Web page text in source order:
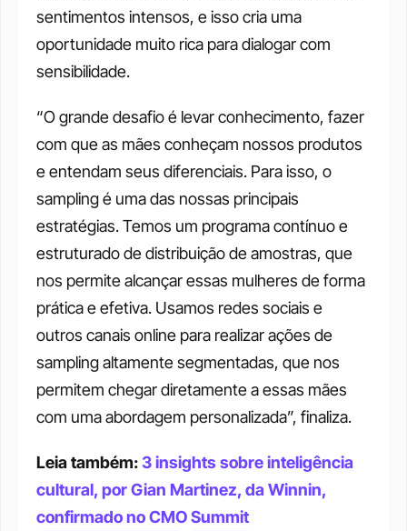
sentimentos intensos, e isso cria uma
oportunidade muito rica para dialogar com
sensibilidade.
“O grande desafio é levar conhecimento, fazer
com que as mães conheçam nossos produtos
e entendam seus diferenciais. Para isso, o
sampling é uma das nossas principais
estratégias. Temos um programa contínuo e
estruturado de distribuição de amostras, que
nos permite alcançar essas mulheres de forma
prática e efetiva. Usamos redes sociais e
outros canais online para realizar ações de
sampling altamente segmentadas, que nos
permitem chegar diretamente a essas mães
com uma abordagem personalizada”, finaliza.
Leia também: 3 insights sobre inteligência
cultural, por Gian Martinez, da Winnin,
confirmado no CMO Summit